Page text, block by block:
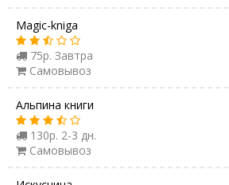
Magic-kniga
75р. Завтра
Самовывоз
Альпина книги
130р. 2-3 дн.
Самовывоз